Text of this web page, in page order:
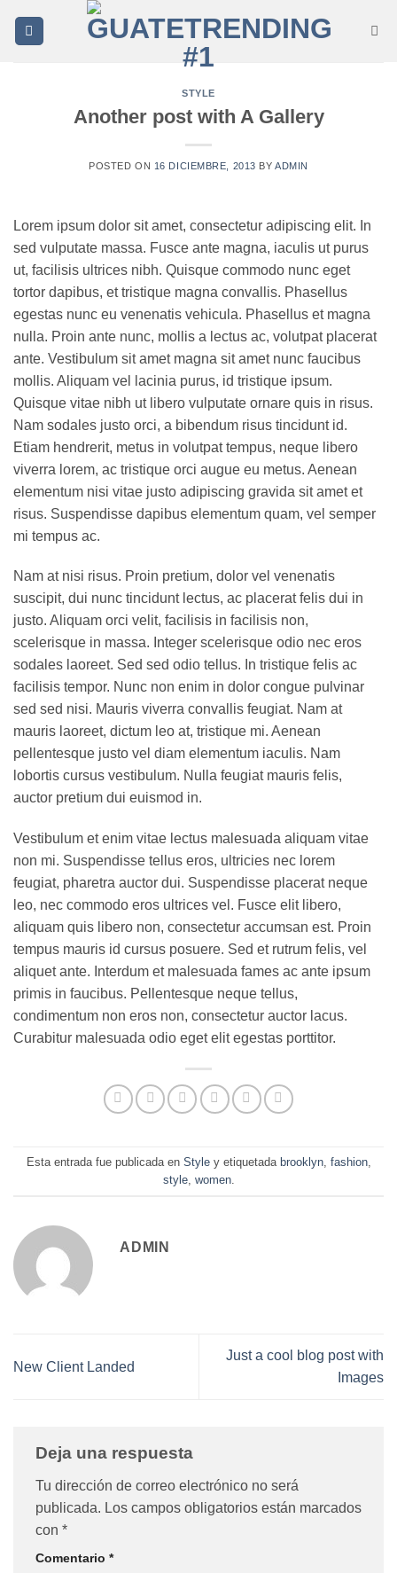
STYLE
Another post with A Gallery
POSTED ON 16 DICIEMBRE, 2013 BYADMIN
Lorem ipsum dolor sit amet, consectetur adipiscing elit. In
sed vulputate massa. Fusce ante magna, iaculis ut purus
ut, facilisis ultrices nibh. Quisque commodo nunc eget
tortor dapibus, et tristique magna convallis. Phasellus
egestas nunc eu venenatis vehicula. Phasellus et magna
nulla. Proin ante nunc, mollis a lectus ac, volutpat placerat
ante. Vestibulum sit amet magna sit amet nunc faucibus
mollis. Aliquam vel lacinia purus, id tristique ipsum.
Quisque vitae nibh ut libero vulputate ornare quis in risus.
Nam sodales justo orci, a bibendum risus tincidunt id.
Etiam hendrerit, metus in volutpat tempus, neque libero
viverra lorem, ac tristique orci augue eu metus. Aenean
elementum nisi vitae justo adipiscing gravida sit amet et
risus. Suspendisse dapibus elementum quam, vel semper
mi tempus ac.
Nam at nisi risus. Proin pretium, dolor vel venenatis
suscipit, dui nunc tincidunt lectus, ac placerat felis dui in
justo. Aliquam orci velit, facilisis in facilisis non,
scelerisque in massa. Integer scelerisque odio nec eros
sodales laoreet. Sed sed odio tellus. In tristique felis ac
facilisis tempor. Nunc non enim in dolor congue pulvinar
sed sed nisi. Mauris viverra convallis feugiat. Nam at
mauris laoreet, dictum leo at, tristique mi. Aenean
pellentesque justo vel diam elementum iaculis. Nam
lobortis cursus vestibulum. Nulla feugiat mauris felis,
auctor pretium dui euismod in.
Vestibulum et enim vitae lectus malesuada aliquam vitae
non mi. Suspendisse tellus eros, ultricies nec lorem
feugiat, pharetra auctor dui. Suspendisse placerat neque
leo, nec commodo eros ultrices vel. Fusce elit libero,
aliquam quis libero non, consectetur accumsan est. Proin
tempus mauris id cursus posuere. Sed et rutrum felis, vel
aliquet ante. Interdum et malesuada fames ac ante ipsum
primis in faucibus. Pellentesque neque tellus,
condimentum non eros non, consectetur auctor lacus.
Curabitur malesuada odio eget elit egestas porttitor.
Esta entrada fue publicada en Styley etiquetada brooklyn, fashion,
style, women.
ADMIN
New Client Landed
Just a cool blog post with
Images
Deja una respuesta
Tu dirección de correo electrónico no será
publicada. Los campos obligatorios están marcados
con *
Comentario *